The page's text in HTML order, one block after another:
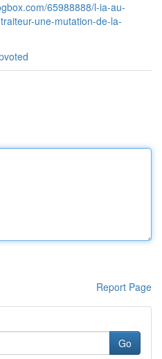
65988888/l-ia-au-
une-mutation-de-la-
Report Page
Go